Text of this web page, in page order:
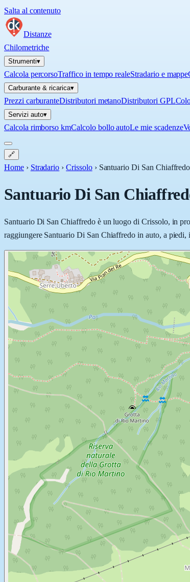
Salta al contenuto
Distanze
Chilometriche
Strumenti▾
Calcola percorsoTraffico in tempo realeStradario e mappe
Carburante & ricarica▾
Prezzi carburanteDistributori metanoDistributori GPL
Servizi auto▾
Calcola rimborso kmCalcolo bollo autoLe mie scadenze
🔗
Home › Stradario › Crissolo › Santuario Di San Chiaffredo
Santuario Di San
Santuario Di San Chiaffredo è un luogo di Crissolo, in
raggiungere Santuario Di San Chiaffredo in auto, a